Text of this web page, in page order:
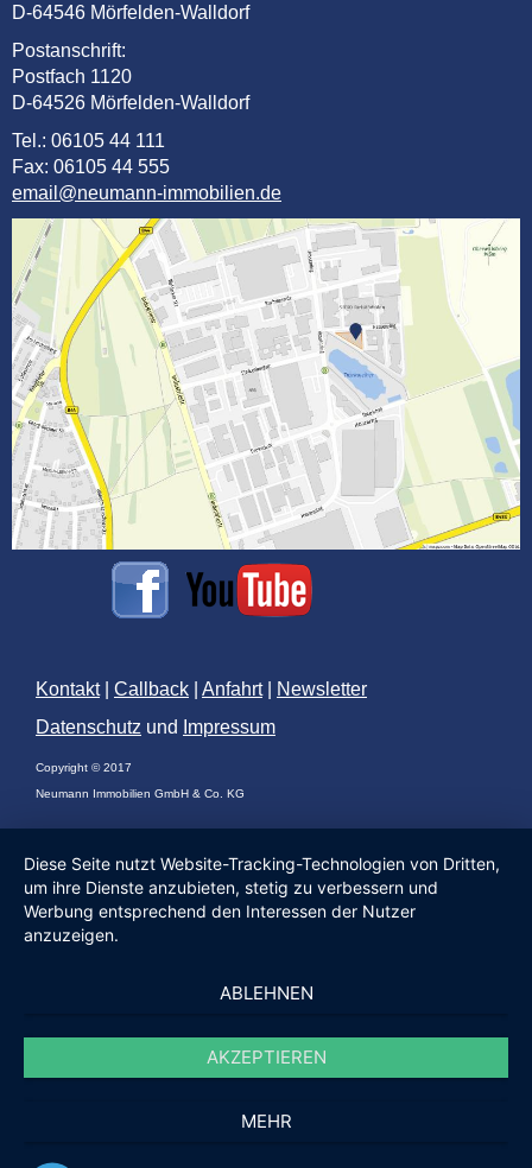
D-64546 Mörfelden-Walldorf
Postanschrift:
Postfach 1120
D-64526 Mörfelden-Walldorf
Tel.: 06105 44 111
Fax: 06105 44 555
email@neumann-immobilien.de
Kontakt| Callback Anfahrt|
Newsletter
Datenschutz und Impressum
Copyright © 2017
Neumann Immobilien GmbH & Co. KG
Diese Seite nutzt Website-Tracking-Technologien von Dritten,
um ihre Dienste anzubieten, stetig zu verbessern und
Werbung entsprechend den Interessen der Nutzer
anzuzeigen.
ABLEHNEN
AKZEPTIEREN
MEHR